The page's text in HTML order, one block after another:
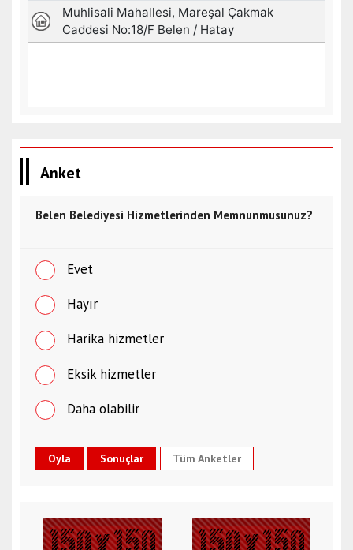
Anket
Belen Belediyesi Hizmetlerinden Memnunmusunuz?
Evet
Hayır
Harika hizmetler
Eksik hizmetler
Daha olabilir
Tüm Anketler